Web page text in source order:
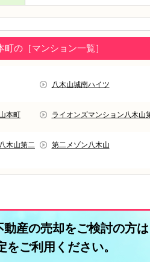
の［マンション一覧］
八木山城南ハイツ
本町 ライオンズマンション八木山
木山第二 第二メゾン八木山
動産の売却をご検討の方
をご利用ください。